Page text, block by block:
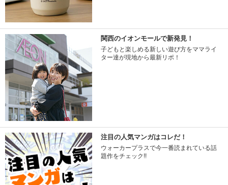
関西のイオンモールで新発見！
子どもと楽しめる新しい遊び方をママライ
ター達が現地から最新リポ！
注目の人気マンガはコレだ！
ウォーカープラスで今一番読まれている話
題作をチェック!!